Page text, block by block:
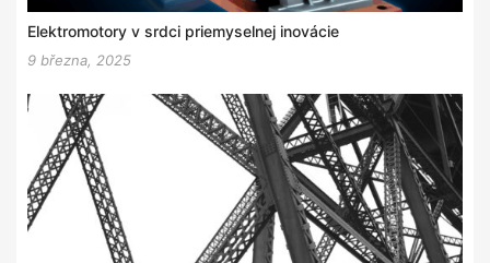
Elektromotory v srdci priemyselnej inovácie
9 března, 2025